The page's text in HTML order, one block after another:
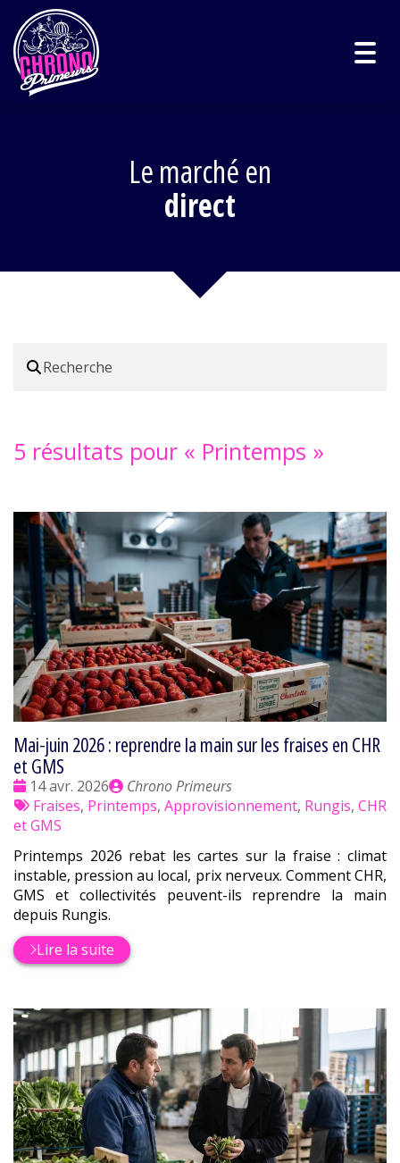
Le marché en
direct
5 résultats pour « Printemps »
Mai-juin 2026 : reprendre la main sur les fraises en CHR
et GMS
Date
:
14 avr. 2026
Publié
par
Chrono Primeurs
Tags
:
Fraises, Printemps, Approvisionnement, Rungis, CHR
et GMS
Printemps 2026 rebat les cartes sur la fraise : climat
instable, pression au local, prix nerveux. Comment CHR,
GMS et collectivités peuvent-ils reprendre la main
depuis Rungis.
Lire la suite